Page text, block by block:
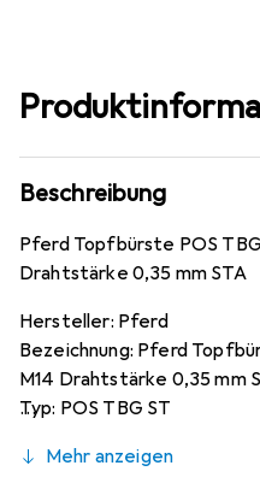
Beschreibung
Pferd Topfbürste POS
Drahtstärke 0,35 mm STA
Hersteller: Pferd
Bezeichnung: Pferd
M14 Drahtstärke 0,35 mm
Typ: POS TBG ST
Durchmesser: 65 mm
Mehr anzeigen